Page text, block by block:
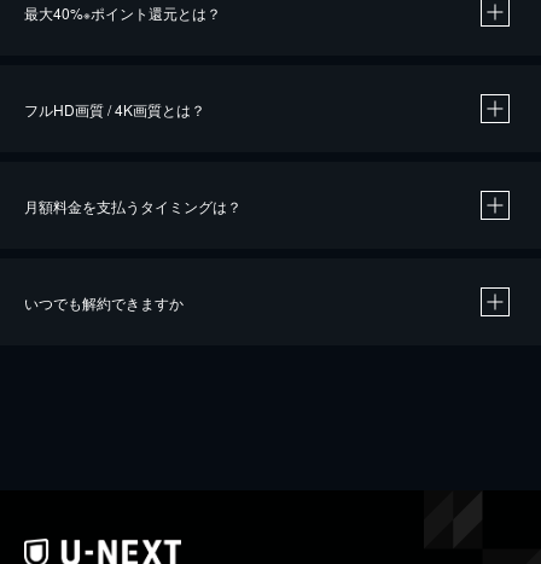
最大40%※ポイント還元とは？
※40％ポイント還元の対象は、クレジットカード決済による作品の購入 / レンタルです。
フルHD画質 / 4K画質とは？
月額料金を支払うタイミングは？
いつでも解約できますか